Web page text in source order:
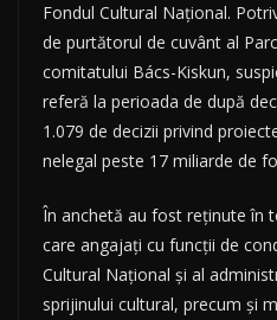
Fondul Cultural Național.
de purtătorul de cuvânt al
comitatului Bács-Kiskun,
referă la perioada de după
1.079 de decizii privind
nelegal peste 17 miliarde de
În anchetă au fost reținute în
care angajați cu funcții de
Cultural Național și al
sprijinului cultural, precum și